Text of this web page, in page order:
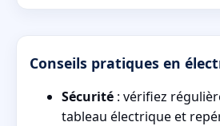
Conseils pratiques en
Sécurité : vérifiez
tableau électrique et